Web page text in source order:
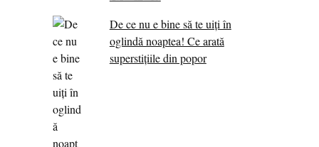
De ce nu e bine să te uiți în
oglindă noaptea! Ce arată
superstițiile din popor